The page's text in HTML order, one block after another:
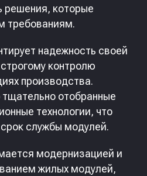
решения, которые
требованиям.
надежность своей
контролю
производства.
отобранные
технологии, что
службы модулей.
модернизацией и
жилых модулей,